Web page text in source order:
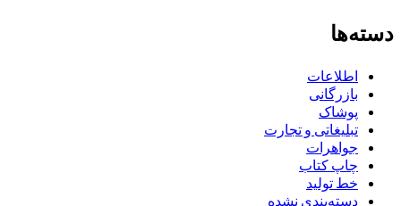
دسته‌ها
اطلاعات
بازرگانی
پوشاک
تبلیغاتی و تجارت
جواهرات
چاپ کتاب
خط تولید
دسته‌بندی نشده